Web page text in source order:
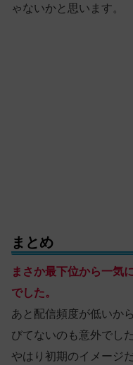
ゃないかと思います。
まとめ
まさか最下位から一気
でした。
あと配信頻度が低いか
びてないのも意外でした
やはり初期のイメージ